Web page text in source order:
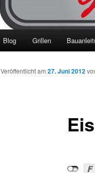
Blog Grillen
Veröffentlicht am 27. Juni 2012